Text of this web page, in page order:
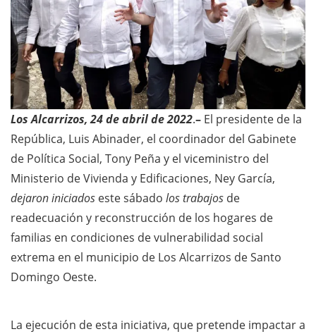
Los Alcarrizos, 24 de abril de 2022.– El presidente de la
República, Luis Abinader, el coordinador del Gabinete
de Política Social, Tony Peña y el viceministro del
Ministerio de Vivienda y Edificaciones, Ney García,
dejaron iniciados este sábado los trabajos de
readecuación y reconstrucción de los hogares de
familias en condiciones de vulnerabilidad social
extrema en el municipio de Los Alcarrizos de Santo
Domingo Oeste.
La ejecución de esta iniciativa, que pretende impactar a